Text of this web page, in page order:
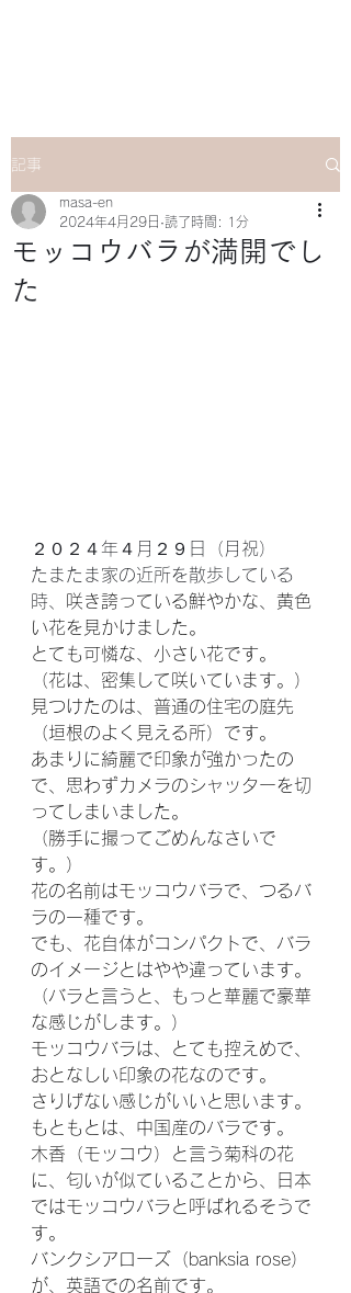
記事
モッコウバラが満開でし
た
masa-en
2024年4月29日 読了時間: 1分
２０２４年４月２９日（月祝）
たまたま家の近所を散歩している
時、
咲き誇っている鮮やかな、黄色
い花を見かけました。
とても可憐な、小さい花です。
（花は、密集して咲いています。）
見つけたのは、普通の住宅の庭先
（垣根のよく見える所）です。
あまりに綺麗で印象が強かったの
で、思わずカメラのシャッターを切
ってしまいました。
（勝手に撮ってごめんなさいで
す。）
花の名前はモッコウバラで、つるバ
ラの一種です。
でも、花自体がコンパクトで、バラ
のイメージとはやや違っています。
（バラと言うと、もっと華麗で豪華
な感じがします。）
モッコウバラは、とても控えめで、
おとなしい印象の花なのです。
さりげない感じがいいと思います。
もともとは、中国産のバラです。
木香（モッコウ）と言う菊科の花
に、匂いが似ていることから、日本
ではモッコウバラと呼ばれるそうで
す。
バンクシアローズ（banksia rose）
が、英語での名前です。